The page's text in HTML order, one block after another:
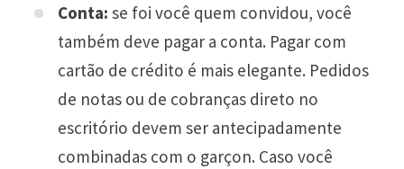
Conta:se foi você quem convidou, você
também deve pagar a conta. Pagar com
cartão de crédito é mais elegante. Pedidos
de notas ou de cobranças direto no
escritório devem ser antecipadamente
combinadas com o garçon. Caso você